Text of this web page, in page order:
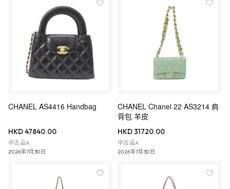
CHANEL AS4416 Handbag
HKD 47840.00
中古品A
2026年7月30日
CHANEL Chanel 22 AS3214 肩
背包 羊皮
HKD 31720.00
中古品A
2026年7月30日